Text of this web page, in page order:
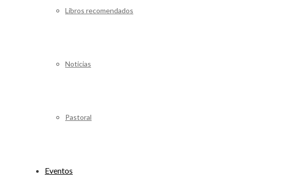
Libros recomendados
Noticias
Pastoral
Eventos